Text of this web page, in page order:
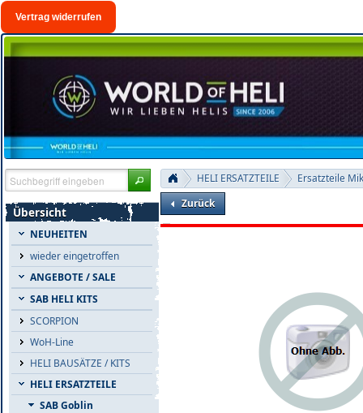
Vertrag widerrufen
Übersicht
NEUHEITEN
wieder eingetroffen
ANGEBOTE / SALE
SAB HELI KITS
SCORPION
WoH-Line
HELI BAUSÄTZE / KITS
HELI ERSATZTEILE
SAB Goblin
HELI ERSATZTEILE
Ersatzteile
Zurück